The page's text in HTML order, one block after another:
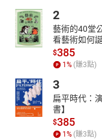
2
藝術的40堂
看藝術如何
$385
1% (賺3點)
3
扁平時代：
書】
$385
1% (賺3點)